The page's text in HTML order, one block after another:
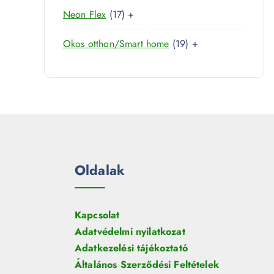
r
e
r
Neon Flex 171
7
t
r
+
Okos otthon/Smart home 191
t
+
Oldalak
Kapcsolat
Adatvédelmi nyilatkozat
Adatkezelési tájékoztató
Általános Szerződési Feltételek